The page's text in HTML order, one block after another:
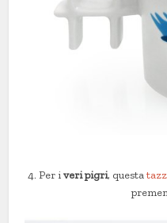
4. Per iveri pigri, questa